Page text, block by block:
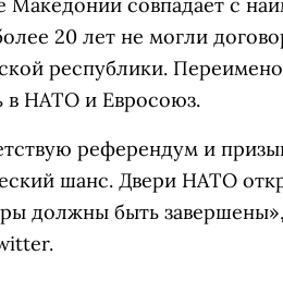
20 лет не могли
республики.
в НАТО и Евросоюз.
референдум и
шанс. Двери НАТО
должны быть